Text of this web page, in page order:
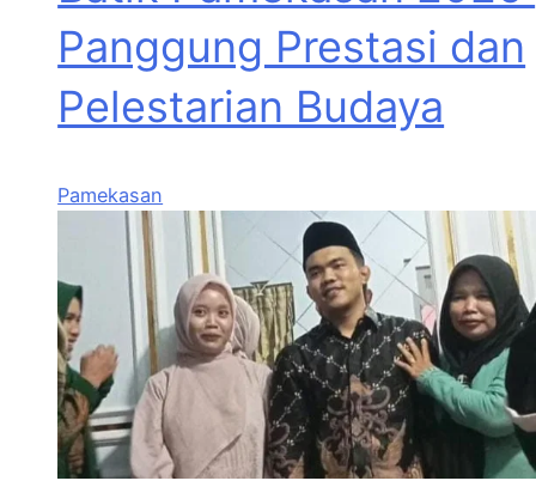
Panggung Prestasi dan
Pelestarian Budaya
Pamekasan